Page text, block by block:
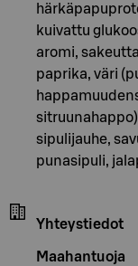
kuivattu
aromi,
paprika, väri
sipulijauhe,
punasipuli,
Yhteystiedot
Maahantuoja